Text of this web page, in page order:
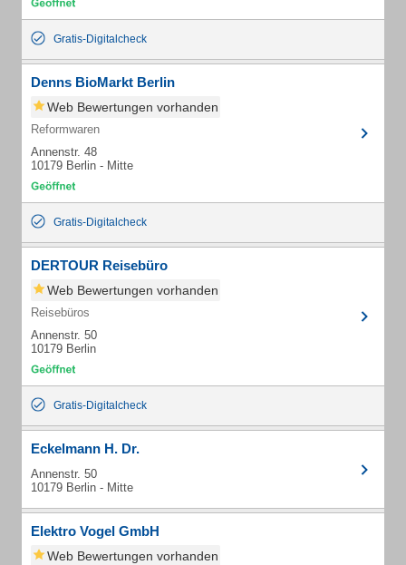
Gratis-Digitalcheck
Denns BioMarkt Berlin
Web Bewertungen vorhanden
Reformwaren
Annenstr. 48
10179 Berlin - Mitte
Gratis-Digitalcheck
DERTOUR Reisebüro
Web Bewertungen vorhanden
Reisebüros
Annenstr. 50
10179 Berlin
Gratis-Digitalcheck
Eckelmann H. Dr.
Annenstr. 50
10179 Berlin - Mitte
Elektro Vogel GmbH
Web Bewertungen vorhanden